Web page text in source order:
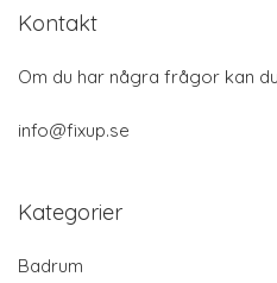
Kontakt
Om du har några frågor kan
info@fixup.se
Kategorier
Badrum